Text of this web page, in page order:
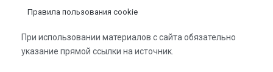
Правила пользования cookie
При использовании материалов с сайта обязательно
указание прямой ссылки на источник.